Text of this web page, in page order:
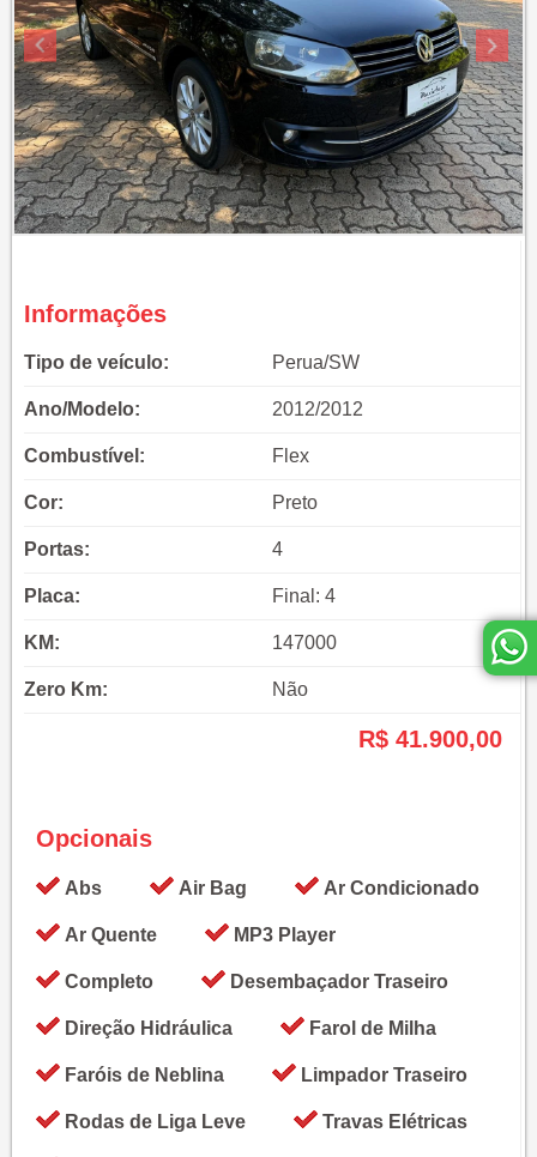
Informações
Tipo de veículo: Perua/SW
Ano/Modelo: 2012/2012
Combustível: Flex
Cor: Preto
Portas: 4
Placa: Final: 4
KM: 147000
Zero Km: Não
R$ 41.900,00
Opcionais
Abs Air Bag Ar Condicionado
Ar Quente MP3 Player
Completo Desembaçador Traseiro
Direção Hidráulica Farol de Milha
Faróis de Neblina Limpador Traseiro
Rodas de Liga Leve Travas Elétricas